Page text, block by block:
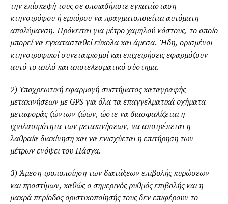
την επίσκεψή τους σε οποιαδήποτε εγκατάσταση
κτηνοτρόφου ή εμπόρου να πραγματοποιείται αυτόματη
απολύμανση. Πρόκειται για μέτρο χαμηλού κόστους, το οποίο
μπορεί να εγκατασταθεί εύκολα και άμεσα. Ήδη, ορισμένοι
κτηνοτροφικοί συνεταιρισμοί και επιχειρήσεις εφαρμόζουν
αυτό το απλό και αποτελεσματικό σύστημα.
2) Υποχρεωτική εφαρμογή συστήματος καταγραφής
μετακινήσεων με GPS για όλα τα επαγγελματικά οχήματα
μεταφοράς ζώντων ζώων, ώστε να διασφαλίζεται η
ιχνιλασιμότητα των μετακινήσεων, να αποτρέπεται η
λαθραία διακίνηση και να ενισχύεται η επιτήρηση των
μέτρων ενόψει του Πάσχα.
3) Άμεση τροποποίηση των διατάξεων επιβολής κυρώσεων
και προστίμων, καθώς ο σημερινός ρυθμός επιβολής και η
μακρά περίοδος οριστικοποίησής τους δεν επιφέρουν το